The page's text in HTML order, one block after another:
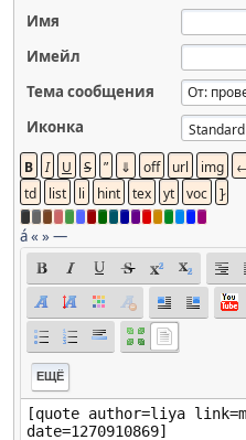
Имя
Имейл
Тема сообщения
Иконка
á« »—
ЕЩЁ